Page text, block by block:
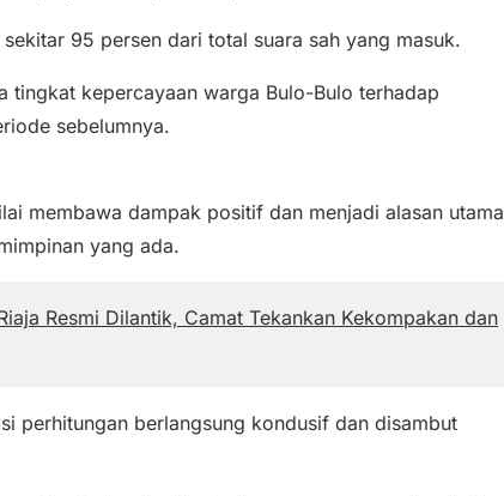
95 persen dari total suara sah yang masuk.
tingkat kepercayaan warga Bulo-Bulo terhadap
sebelumnya.
membawa dampak positif dan menjadi alasan utama
yang ada.
Resmi Dilantik, Camat Tekankan Kekompakan dan
perhitungan berlangsung kondusif dan disambut